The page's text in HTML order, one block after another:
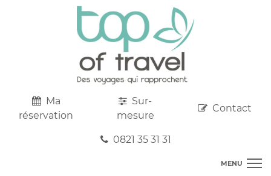
Ma
réservation
Sur-
mesure
Contact
0821 35 31 31
MENU